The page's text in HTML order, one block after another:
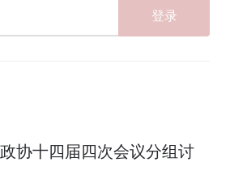
登录
协十四届四次会议分组讨